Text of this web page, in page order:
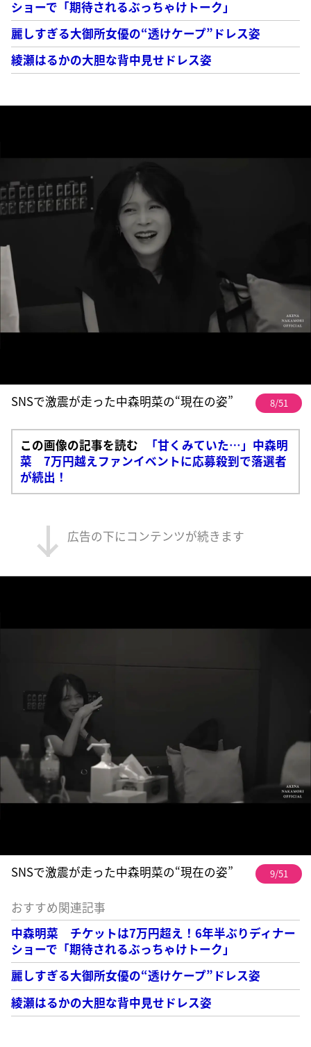
ショーで「期待されるぶっちゃけトーク」
麗しすぎる大御所女優の“透けケープ”ドレス姿
綾瀬はるかの大胆な背中見せドレス姿
SNSで激震が走った中森明菜の“現在の姿” 8/51
この画像の記事を読む
「甘くみていた…」中森明
菜 7万円越えファンイベントに応募殺到で落選者
が続出！
広告の下にコンテンツが続きます
SNSで激震が走った中森明菜の“現在の姿” 9/51
おすすめ関連記事
中森明菜 チケットは7万円超え！6年半ぶりディナー
ショーで「期待されるぶっちゃけトーク」
麗しすぎる大御所女優の“透けケープ”ドレス姿
綾瀬はるかの大胆な背中見せドレス姿